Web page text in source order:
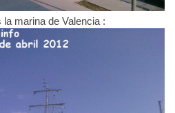
marina de Valencia :